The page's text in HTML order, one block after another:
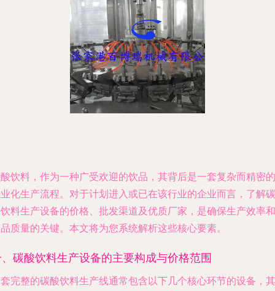
饮料，作为一种广受欢迎的饮品，其背后是一套复杂而精密的
化生产流程。对于计划进入或已在该行业的企业而言，了解碳
料生产设备的价格、批发渠道及优质厂家，是确保生产效率和
质量的关键。本文将为您系统解析这些核心要素。
碳酸饮料生产设备的主要构成与价格范围
完整的碳酸饮料生产线通常包含以下几个核心环节的设备，其